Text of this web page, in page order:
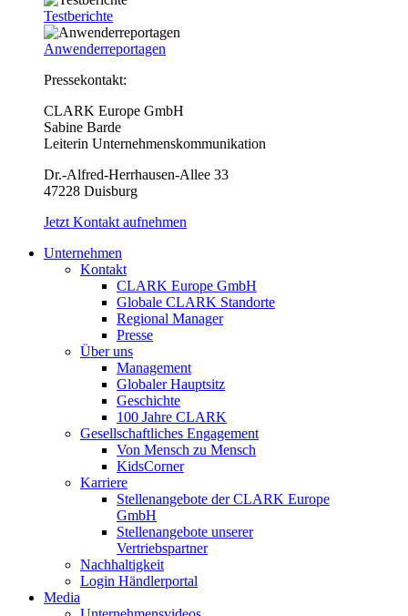
Testberichte
Anwenderreportagen
Pressekontakt:
CLARK Europe GmbH
Sabine Barde
Leiterin Unternehmenskommunikation
Dr.-Alfred-Herrhausen-Allee 33
47228 Duisburg
Jetzt Kontakt aufnehmen
Unternehmen
Kontakt
CLARK Europe GmbH
Globale CLARK Standorte
Regional Manager
Presse
Über uns
Management
Globaler Hauptsitz
Geschichte
100 Jahre CLARK
Gesellschaftliches Engagement
Von Mensch zu Mensch
KidsCorner
Karriere
Stellenangebote der CLARK Europe
GmbH
Stellenangebote unserer
Vertriebspartner
Nachhaltigkeit
Login Händlerportal
Media